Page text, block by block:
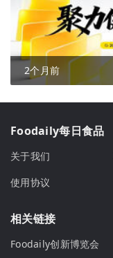
2个月前
Foodaily每日食品
关于我们
使用协议
相关链接
Foodaily创新博览会